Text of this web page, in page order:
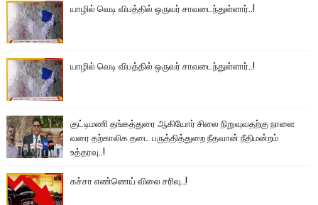
யாழில் வெடி விபத்தில் ஒருவர் சாவடைந்துள்ளார்..!
யாழில் வெடி விபத்தில் ஒருவர் சாவடைந்துள்ளார்..!
குட்டிமணி தங்கத்துரை ஆகியோர் சிலை நிறுவுவதற்கு நாளை
வரை தற்காலிக தடை பருத்தித்துறை நீதவான் நீதிமன்றம்
உத்தரவு..!
கச்சா எண்ணெய் விலை சரிவு..!